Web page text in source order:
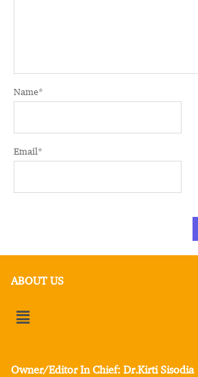
Name*
Email*
ABOUT US
Owner/Editor In Chief: Dr.Kirti Sisodia